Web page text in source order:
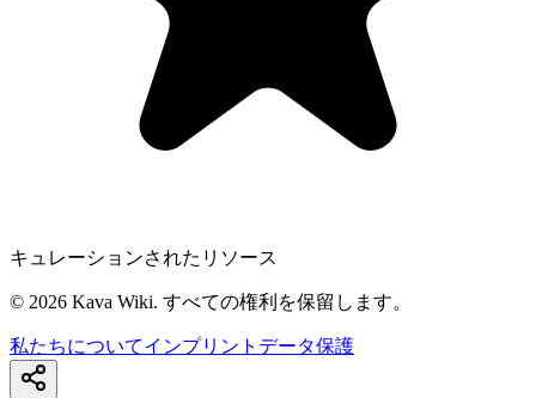
キュレーションされたリソース
© 2026 Kava Wiki. すべての権利を保留します。
私たちについてインプリント データ保護